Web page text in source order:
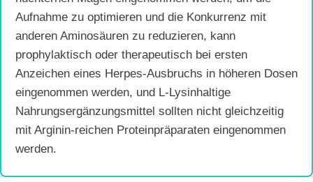
Aufnahme zu optimieren und die Konkurrenz mit
anderen Aminosäuren zu reduzieren, kann
prophylaktisch oder therapeutisch bei ersten
Anzeichen eines Herpes-Ausbruchs in höheren Dosen
eingenommen werden, und L-Lysinhaltige
Nahrungsergänzungsmittel sollten nicht gleichzeitig
mit Arginin-reichen Proteinpräparaten eingenommen
werden.